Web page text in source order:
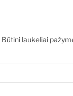
Būtini laukeliai